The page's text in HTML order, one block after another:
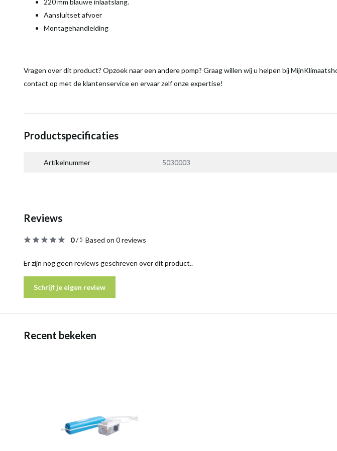
220 mm blauwe inlaatslang.
Aansluitset afvoer
Montagehandleiding
Vragen over dit product? Opzoek naar een andere pomp? Graag willen wij u helpen bij
contact op met de klantenservice en ervaar zelf onze expertise!
Productspecificaties
Artikelnummer 5030003
Reviews
0/5 Based on 0 reviews
Er zijn nog geen reviews geschreven over dit product..
Schrijf je eigen review
Recent bekeken